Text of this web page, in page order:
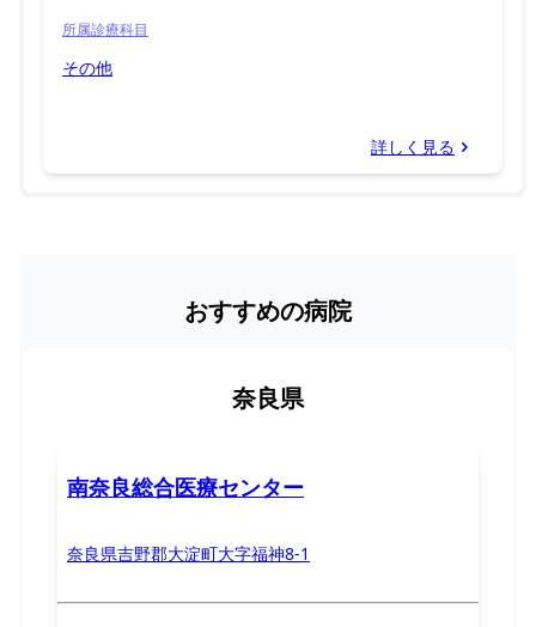
所属診療科目
その他
詳しく見る
おすすめの病院
奈良県
南奈良総合医療センター
奈良県吉野郡大淀町大字福神8-1